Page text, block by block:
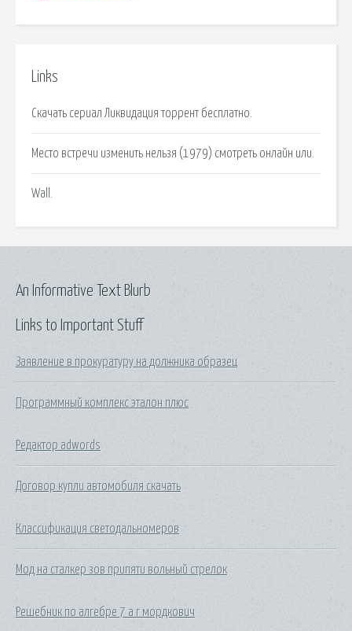
Links
Скачать сериал Ликвидация торрент бесплатно.
Место встречи изменить нельзя (1979) смотреть онлайн или.
Wall.
Links to Important Stuff
Заявление в прокуратуру на должника образец
Программный комплекс эталон плюс
Редактор adwords
Договор купли автомобиля скачать
Классификация светодальномеров
Мод на сталкер зов припяти вольный стрелок
Решебник по алгебре 7 а г мордкович
An Informative Text Blurb